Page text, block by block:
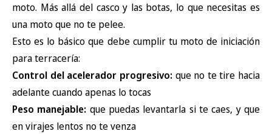
moto. Más allá del casco y las botas, lo que necesitas es
una moto que no te pelee.
Esto es lo básico que debe cumplir tu moto de iniciación
para terracería:
Control del acelerador progresivo:que no te tire hacia
adelante cuando apenas lo tocas
Peso manejable: que puedas levantarla si te caes, y que
en virajes lentos no te venza